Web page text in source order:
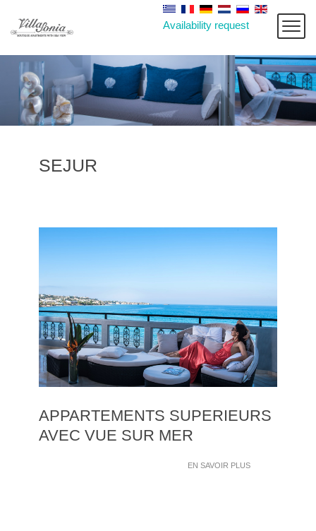
Availability request
SEJUR
APPARTEMENTS SUPERIEURS
AVEC VUE SUR MER
EN SAVOIR PLUS